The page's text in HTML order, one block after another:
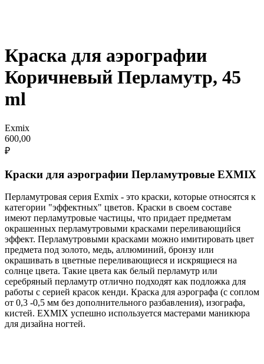
Краска для аэрографии
Коричневый Перламутр, 45
ml
Exmix
600,00
₽
Краски для аэрографии Перламутровые EXMIX
Перламутровая серия Exmix - это краски, которые относятся к
категории "эффектных" цветов. Краски в своем составе
имеют перламутровые частицы, что придает предметам
окрашенных перламутровыми красками переливающийся
эффект. Перламутровыми красками можно имитировать цвет
предмета под золото, медь, аллюминий, бронзу или
окрашивать в цветные переливающиеся и искрящиеся на
солнце цвета. Такие цвета как белый перламутр или
серебряный перламутр отлично подходят как подложка для
работы с серией красок кенди. Краска для аэрографа (с соплом
от 0,3 -0,5 мм без дополнительного разбавления), изографа,
кистей. EXMIX успешно используется мастерами маникюра
для дизайна ногтей.